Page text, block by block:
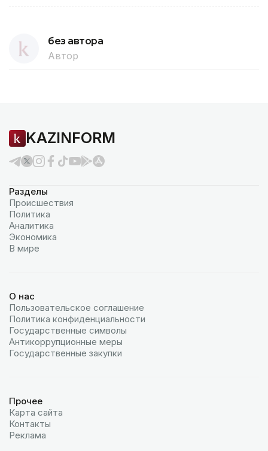
без автора
Автор
KAZINFORM
Разделы
Происшествия
Политика
Аналитика
Экономика
В мире
О нас
Пользовательское соглашение
Политика конфиденциальности
Государственные символы
Антикоррупционные меры
Государственные закупки
Прочее
Карта сайта
Контакты
Реклама